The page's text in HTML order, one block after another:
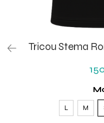
Tricou Stema
L M